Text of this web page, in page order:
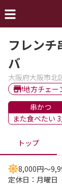
フレンチ
バ
大阪府大阪市北
地方チェー
串かつ
また食べたい
トップ
8,000円～
定休日： 月曜日